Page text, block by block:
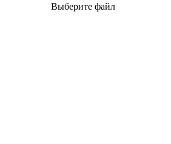
Выберите файл